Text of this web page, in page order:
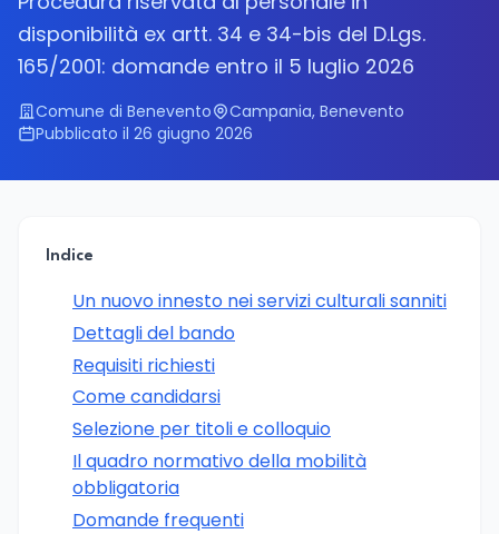
disponibilità ex artt. 34 e 34-bis del D.Lgs.
165/2001: domande entro il 5 luglio 2026
Comune di Benevento
Campania, Benevento
Pubblicato il 26 giugno 2026
Indice
Un nuovo innesto nei servizi culturali sanniti
Dettagli del bando
Requisiti richiesti
Come candidarsi
Selezione per titoli e colloquio
Il quadro normativo della mobilità
obbligatoria
Domande frequenti